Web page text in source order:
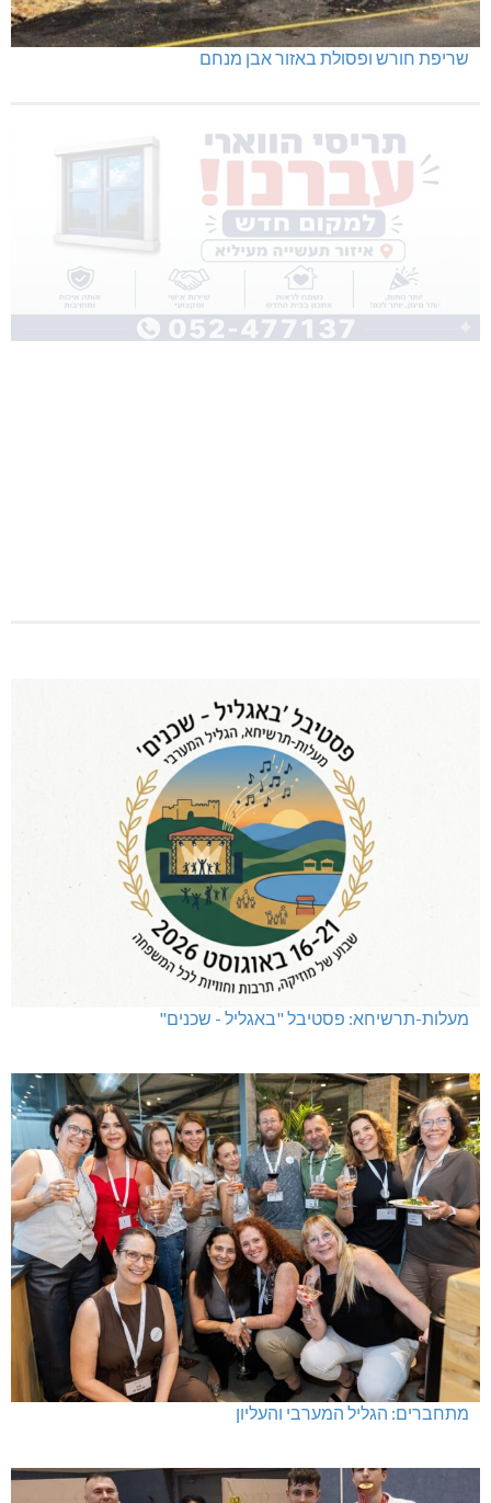
שריפת חורש ופסולת באזור אבן מנחם
מעלות-תרשיחא: פסטיבל "באגליל - שכנים"
מתחברים: הגליל המערבי והעליון